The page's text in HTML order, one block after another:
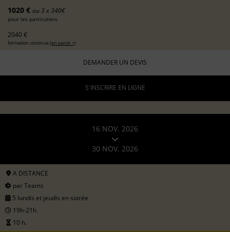
1020 € ou 3 x 340€
pour les particuliers
2040 €
formation continue (en savoir +)
DEMANDER UN DEVIS
S'INSCRIRE EN LIGNE
16 NOV. 2026
30 NOV. 2026
A DISTANCE
par Teams
5 lundis et jeudis en soirée
19h-21h
10 h.